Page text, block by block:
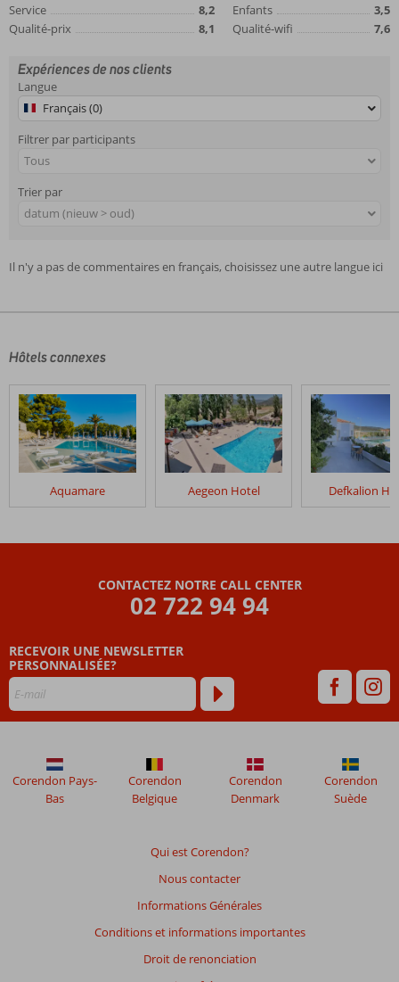
Service
8,2
Qualité-prix
8,1
Enfants
3,5
Qualité-wifi
7,6
Expériences de nos clients
Langue
Français (0)
Filtrer par participants
Tous
Trier par
datum (nieuw > oud)
Il n'y a pas de commentaires en français, choisissez une autre langue ici
Hôtels connexes
Aquamare Aegeon Hotel Defkalion
CONTACTEZ NOTRE CALL CENTER
02 722 94 94
RECEVOIR UNE NEWSLETTER
PERSONNALISÉE?
Qui est Corendon?
Nous contacter
Informations Générales
Conditions et informations importantes
Droit de renonciation
Corendon Pays-
Bas
Corendon
Belgique
Corendon
Denmark
Corendon
Suède